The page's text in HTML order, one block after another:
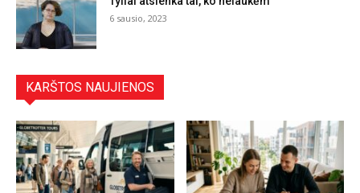
6 sausio, 2023
KARŠTOS NAUJIENOS